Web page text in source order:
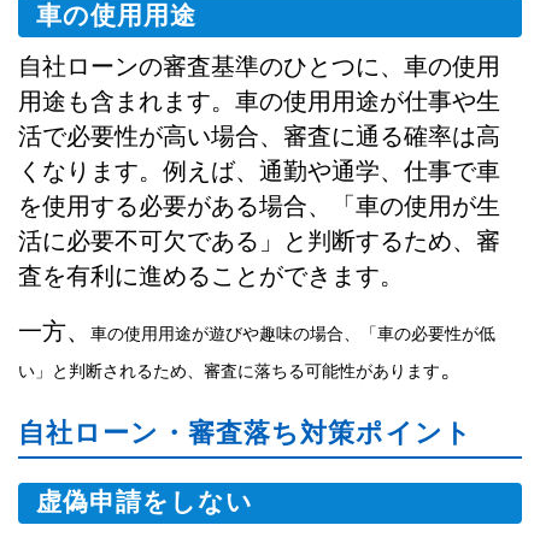
車の使用用途
自社ローンの審査基準のひとつに、車の使用
用途も含まれます。車の使用用途が仕事や生
活で必要性が高い場合、審査に通る確率は高
くなります。例えば、通勤や通学、仕事で車
を使用する必要がある場合、「車の使用が生
活に必要不可欠である」と判断するため、審
査を有利に進めることができます。
一方、
車の使用用途が遊びや趣味の場合、「車の必要性が低
い」と判断されるため、審査に落ちる可能性があります。
自社ローン・審査落ち対策ポイント
虚偽申請をしない